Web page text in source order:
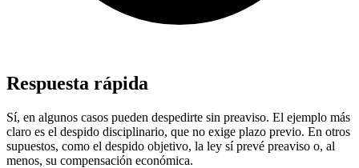
Respuesta rápida
Sí, en algunos casos pueden despedirte sin preaviso. El ejemplo más
claro es el despido disciplinario, que no exige plazo previo. En otros
supuestos, como el despido objetivo, la ley sí prevé preaviso o, al
menos, su compensación económica.